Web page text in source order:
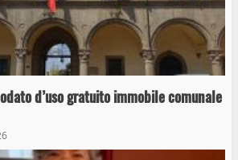
d’uso gratuito immobile comunale